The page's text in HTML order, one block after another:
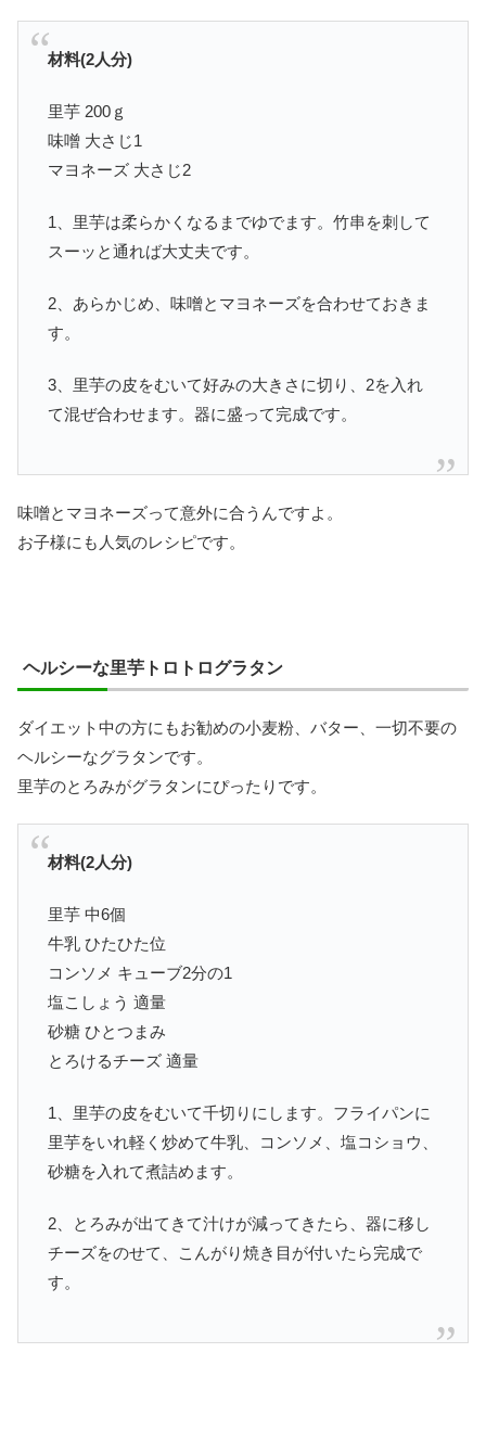
材料(2人分)
里芋 200ｇ
味噌 大さじ1
マヨネーズ 大さじ2
1、里芋は柔らかくなるまでゆでます。竹串を刺して
スーッと通れば大丈夫です。
2、あらかじめ、味噌とマヨネーズを合わせておきま
す。
3、里芋の皮をむいて好みの大きさに切り、2を入れ
て混ぜ合わせます。器に盛って完成です。
味噌とマヨネーズって意外に合うんですよ。
お子様にも人気のレシピです。
ヘルシーな里芋トロトログラタン
ダイエット中の方にもお勧めの小麦粉、バター、一切不要の
ヘルシーなグラタンです。
里芋のとろみがグラタンにぴったりです。
材料(2人分)
里芋 中6個
牛乳 ひたひた位
コンソメ キューブ2分の1
塩こしょう 適量
砂糖 ひとつまみ
とろけるチーズ 適量
1、里芋の皮をむいて千切りにします。フライパンに
里芋をいれ軽く炒めて牛乳、コンソメ、塩コショウ、
砂糖を入れて煮詰めます。
2、とろみが出てきて汁けが減ってきたら、器に移し
チーズをのせて、こんがり焼き目が付いたら完成で
す。